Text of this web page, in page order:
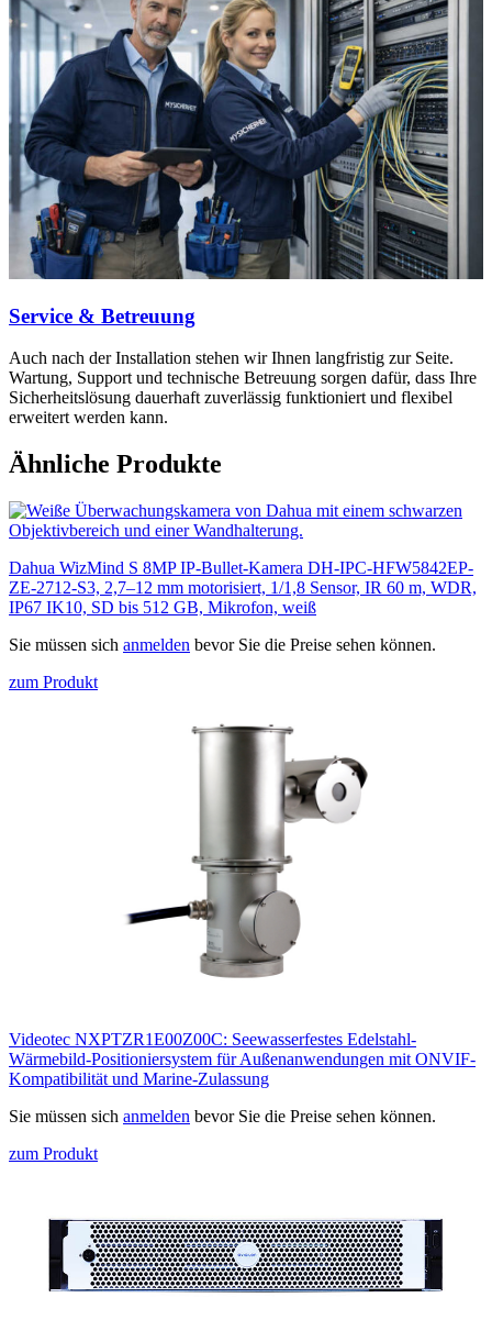
Service & Betreuung
Auch nach der Installation stehen wir Ihnen langfristig zur Seite.
Wartung, Support und technische Betreuung sorgen dafür, dass Ihre
Sicherheitslösung dauerhaft zuverlässig funktioniert und flexibel
erweitert werden kann.
Ähnliche Produkte
Dahua WizMind S 8MP IP-Bullet-Kamera DH-IPC-HFW5842EP-
ZE-2712-S3, 2,7–12 mm motorisiert, 1/1,8 Sensor, IR 60 m, WDR,
IP67 IK10, SD bis 512 GB, Mikrofon, weiß
Sie müssen sich anmelden bevor Sie die Preise sehen können.
zum Produkt
Videotec NXPTZR1E00Z00C: Seewasserfestes Edelstahl-
Wärmebild-Positioniersystem für Außenanwendungen mit ONVIF-
Kompatibilität und Marine-Zulassung
Sie müssen sich anmelden bevor Sie die Preise sehen können.
zum Produkt